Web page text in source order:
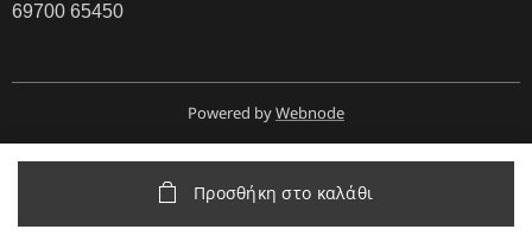
Προσθήκη στο καλάθι
69700 65450
Powered byWebnode